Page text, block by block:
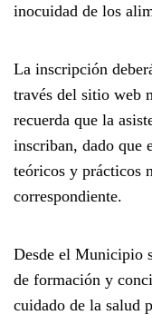
inocuidad de los
La inscripción
través del sitio web
recuerda que la
inscriban, dado que
teóricos y prácticos
correspondiente.
Desde el Municipio
de formación y
cuidado de la salud